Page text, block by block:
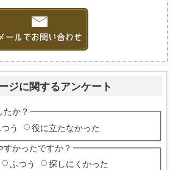
ジに関するアンケート
たか？
う 役に立たなかった
すかったですか？
ふつう 探しにくかった